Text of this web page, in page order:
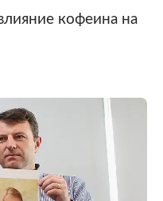
кофеина на